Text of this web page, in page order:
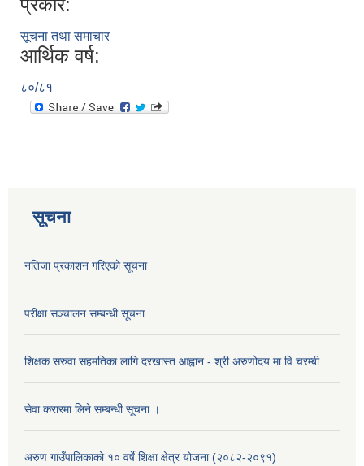
प्रकार:
सूचना तथा समाचार
आर्थिक वर्ष:
८०/८१
सूचना
नतिजा प्रकाशन गरिएको सूचना
परीक्षा सञ्चालन सम्बन्धी सूचना
शिक्षक सरुवा सहमतिका लागि दरखास्त आह्वान - श्री अरुणोदय मा वि चरम्बी
सेवा करारमा लिने सम्बन्धी सूचना ।
अरुण गाउँपालिकाको १० वर्षे शिक्षा क्षेत्र योजना (२०८२-२०९१)